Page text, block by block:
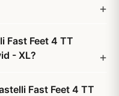
Fast Feet 4 TT
- XL?
Fast Feet 4 TT